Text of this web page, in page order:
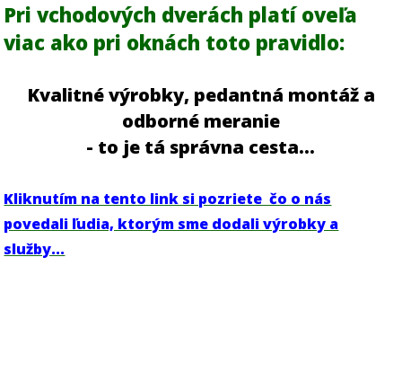
Pri vchodových dverách platí oveľa
viac ako pri oknách toto pravidlo:
Kvalitné výrobky, pedantná montáž a
odborné meranie
- to je tá správna cesta...
Kliknutím na tento link si pozriete čo o nás
povedali ľudia, ktorým sme dodali výrobky a
služby...